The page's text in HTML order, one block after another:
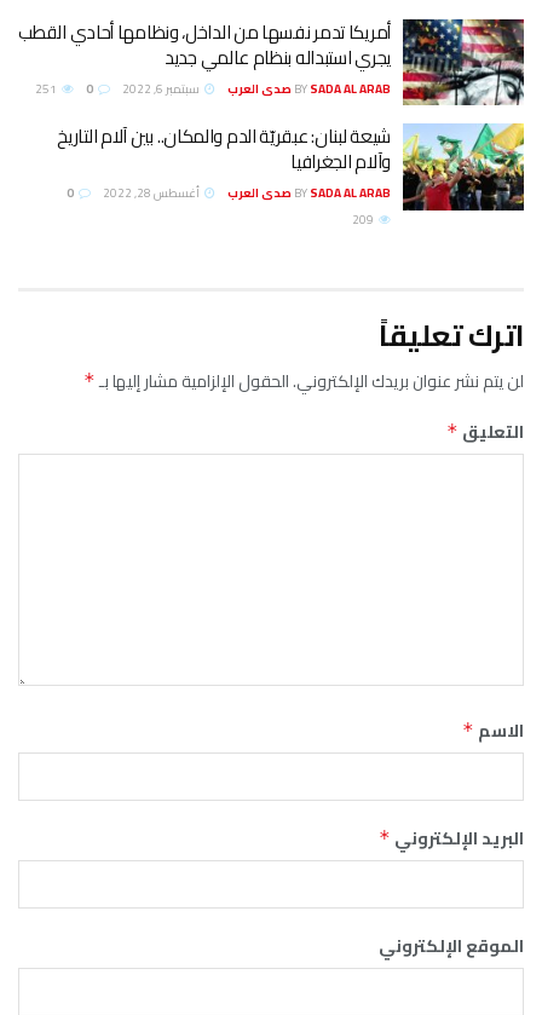
أمريكا تدمر نفسها من الداخل، ونظامها أحادي القطب
يجري استبداله بنظام عالمي جديد
BYSADA AL ARAB صدى العرب سبتمبر 6, 2022
شيعة لبنان: عبقريّة الدم والمكان.. بين آلام التاريخ
وآلام الجغرافيا
BYSADA AL ARAB صدى العرب أغسطس 28, 2022
اترك تعليقاً
لن يتم نشر عنوان بريدك الإلكتروني.الحقول الإلزامية مشار إليها بـ*
التعليق *
الاسم *
البريد الإلكتروني *
الموقع الإلكتروني